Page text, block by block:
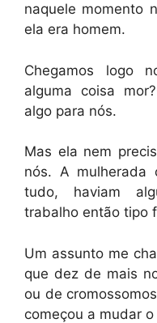
naquele momento
ela era homem.
Chegamos logo
alguma coisa
algo para nós.
Mas ela nem
nós. A mulherada
tudo, haviam
trabalho então tipo
Um assunto me
que dez de mais
ou de
começou a mudar